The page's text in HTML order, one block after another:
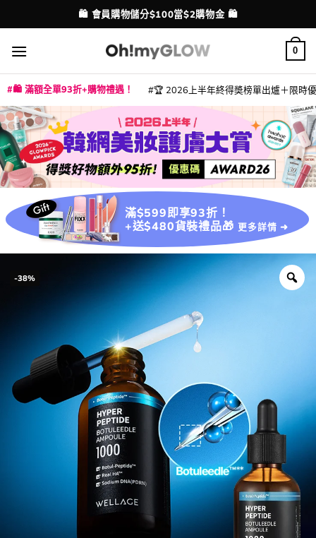
to
content
配送港澳
💳 支援消費券、FPS、八達通、PAYME、信用卡付款
0
🛍️ 滿額全單93折+購物禮遇！ 🏆 2026上半年終得奬榜單出爐＋限時
滿$599即享93折！
+送$480貨裝禮品🎁 更多詳情 ➜
-38%